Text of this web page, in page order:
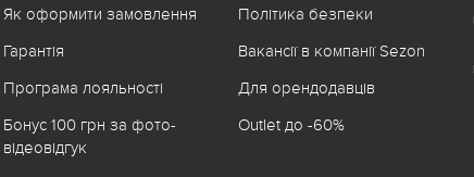
Як оформити замовлення
Гарантія
Програма лояльності
Бонус 100 грн за фото-
відеовідгук
Політика безпеки
Вакансії в компанії Sezon
Для орендодавців
Outlet до -60%